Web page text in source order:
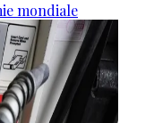
mondiale